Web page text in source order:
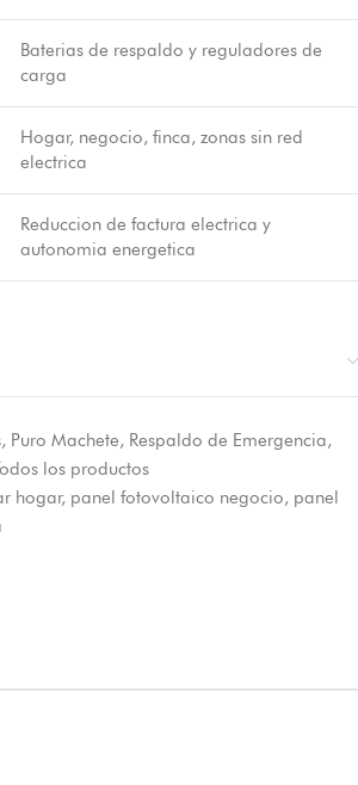
Baterias de respaldo y reguladores de
carga
Hogar, negocio, finca, zonas sin red
electrica
Reduccion de factura electrica y
autonomia energetica
, Puro Machete, Respaldo de Emergencia,
los productos
hogar, panel fotovoltaico negocio, panel